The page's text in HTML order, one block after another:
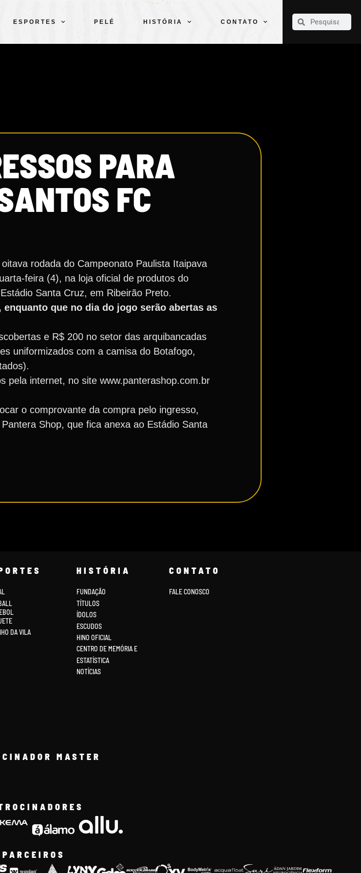
ESPORTES PELÉ HISTÓRIA CONTATO
CLUBE
PARA
FC
rodada do Campeonato Paulista Itaipava
feira (4), na loja oficial de produtos do
Santa Cruz, em Ribeirão Preto.
que no dia do jogo serão abertas as
e R$ 200 no setor das arquibancadas
uniformizados com a camisa do Botafogo,
pela internet, no site www.panterashop.com.br
o comprovante da compra pelo ingresso,
Shop, que fica anexa ao Estádio Santa
DA VILA
HISTÓRIA
FUNDAÇÃO
TÍTULOS
ÍDOLOS
ESCUDOS
HINO OFICIAL
CENTRO DE MEMÓRIA E
ESTATÍSTICA
NOTÍCIAS
CONTATO
FALE CONOSCO
MASTER
PARCEIROS